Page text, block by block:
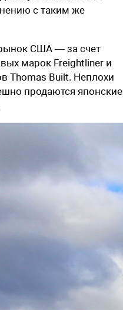
с таким же
США — за счет
марок Freightliner и
Thomas Built. Неплохи
продаются японские